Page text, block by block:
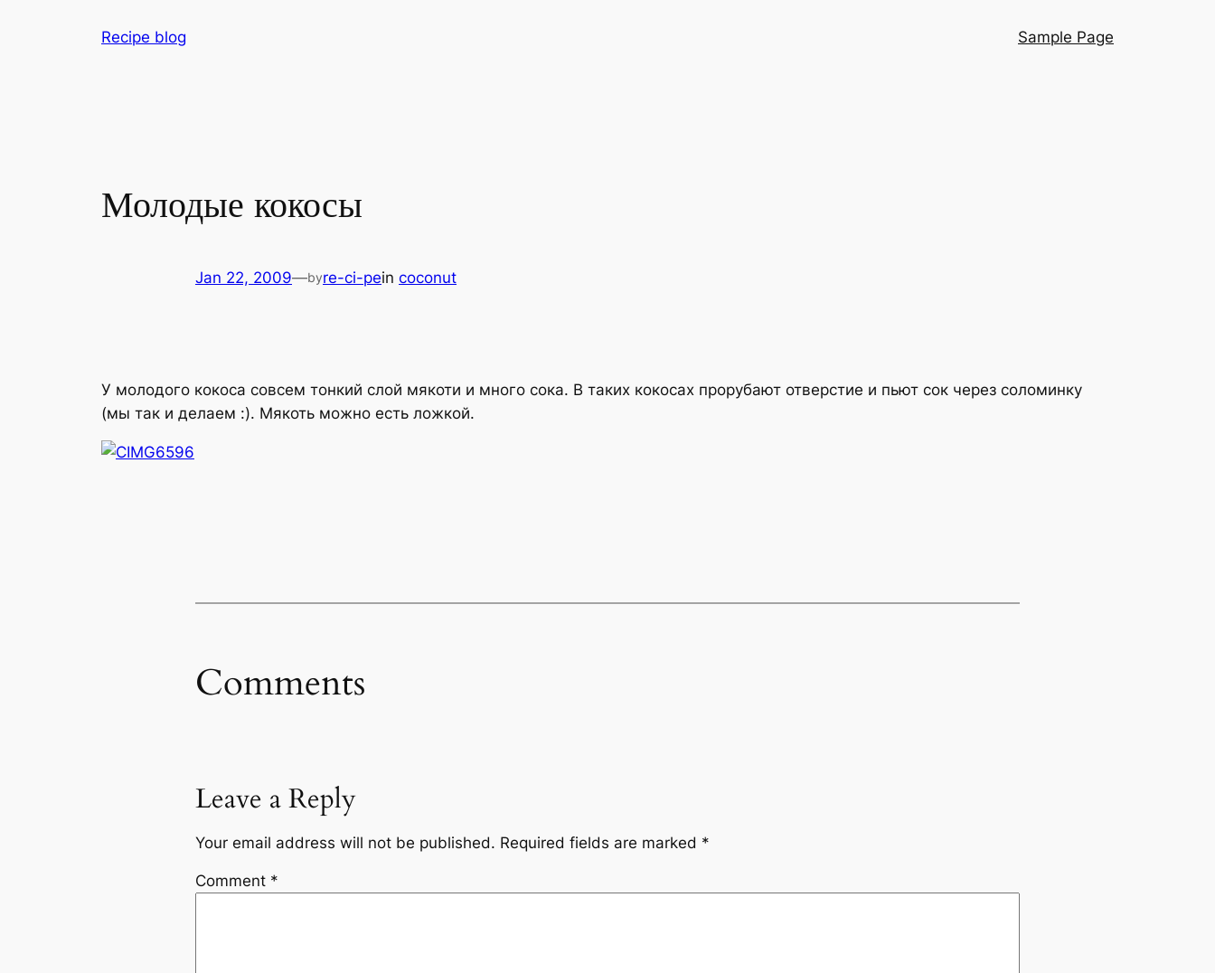
Recipe blog Sample Page
Молодые кокосы
Jan 22, 2009—byre-ci-pein coconut
У молодого кокоса совсем тонкий слой мякоти и много сока. В таких кокосах прорубают отверстие и пьют сок через соломинку
(мы так и делаем :). Мякоть можно есть ложкой.
Comments
Leave a Reply
Your email address will not be published. Required fields are marked *
Comment *